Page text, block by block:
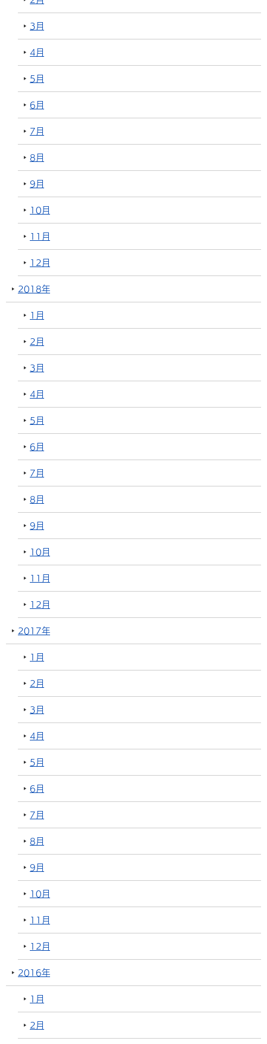
3月
4月
5月
6月
7月
8月
9月
10月
11月
12月
2018年
1月
2月
3月
4月
5月
6月
7月
8月
9月
10月
11月
12月
2017年
1月
2月
3月
4月
5月
6月
7月
8月
9月
10月
11月
12月
2016年
1月
2月